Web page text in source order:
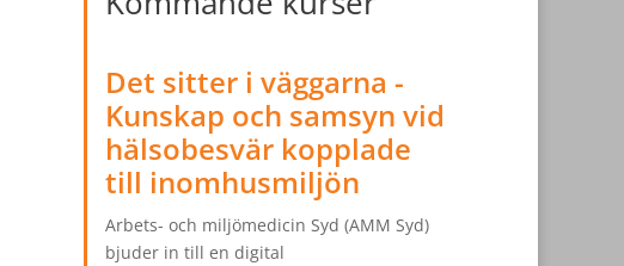
Det sitter i väggarna -
Kunskap och samsyn vid
hälsobesvär kopplade
till inomhusmiljön
Arbets- och miljömedicin Syd (AMM Syd)
bjuder in till en digital